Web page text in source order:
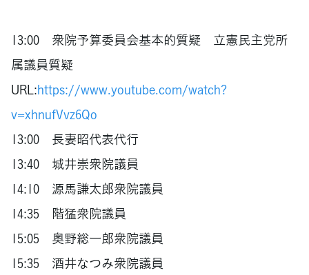
13:00 衆院予算委員会基本的質疑 立憲民主党所
属議員質疑
URL:https://www.youtube.com/watch?
v=xhnufVvz6Qo
13:00 長妻昭代表代行
13:40 城井崇衆院議員
14:10 源馬謙太郎衆院議員
14:35 階猛衆院議員
15:05 奥野総一郎衆院議員
15:35 酒井なつみ衆院議員